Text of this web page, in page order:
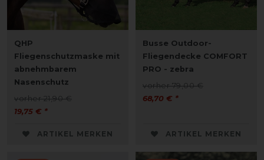
QHP
Fliegenschutzmaske mit
abnehmbarem
Nasenschutz
vorher 21,90 €
19,75 € *
ARTIKEL MERKEN
Busse Outdoor-
Fliegendecke COMFORT
PRO - zebra
vorher 79,00 €
68,70 € *
ARTIKEL MERKEN